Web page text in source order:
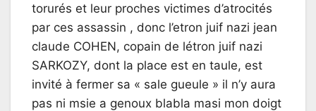
torurés et leur proches victimes d’atrocités
par ces assassin , donc l’etron juif nazi jean
claude COHEN, copain de létron juif nazi
SARKOZY, dont la place est en taule, est
invité à fermer sa « sale gueule » il n’y aura
pas ni msie a genoux blabla masi mon doigt